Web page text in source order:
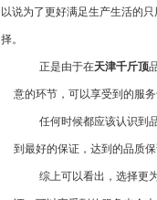
以说为了更好满足生产生活的
择。
正是由于在天津千斤顶
意的环节，可以享受到的服
任何时候都应该认识到
到最好的保证，达到的品质
综上可以看出，选择更